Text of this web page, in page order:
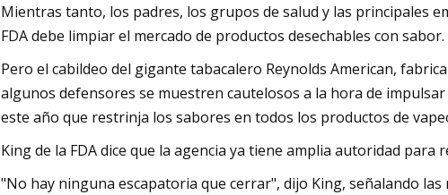
Mientras tanto, los padres, los grupos de salud y las principales
FDA debe limpiar el mercado de productos desechables con sabor.
Pero el cabildeo del gigante tabacalero Reynolds American,
algunos defensores se muestren cautelosos a la hora de
este año que restrinja los sabores en todos los productos de
King de la FDA dice que la agencia ya tiene amplia autoridad para
"No hay ninguna escapatoria que cerrar", dijo King, señalando